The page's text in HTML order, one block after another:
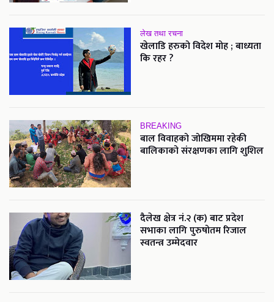
लेख तथा रचना
खेलाडि हरुको विदेश मोह ; बाध्यता
कि रहर ?
BREAKING
बाल विवाहको जोखिममा रहेकी
बालिकाको संरक्षणका लागि शुशिल
दैलेख क्षेत्र नं.२ (क) बाट प्रदेश
सभाका लागि पुरुषोतम रिजाल
स्वतन्त्र उम्मेदवार